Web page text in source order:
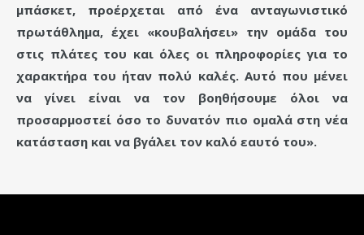
μπάσκετ, προέρχεται από ένα ανταγωνιστικό
πρωτάθλημα, έχει «κουβαλήσει» την ομάδα του
στις πλάτες του και όλες οι πληροφορίες για το
χαρακτήρα του ήταν πολύ καλές. Αυτό που μένει
να γίνει είναι να τον βοηθήσουμε όλοι να
προσαρμοστεί όσο το δυνατόν πιο ομαλά στη νέα
κατάσταση και να βγάλει τον καλό εαυτό του».